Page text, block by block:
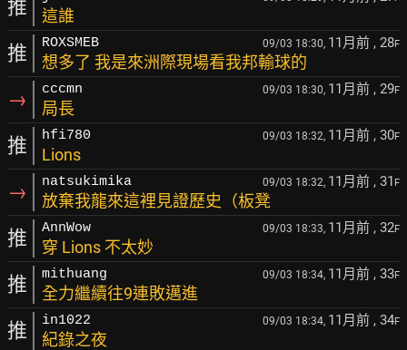
推 這誰
推 ROXSMEB 09/03 18:30, 11月前 , 28F
想多了 我是來洲際現場看我邦輸球的
→ cccmn 09/03 18:30, 11月前 , 29F
局長
推 hfi780 09/03 18:32, 11月前 , 30F
Lions
→ natsukimika 09/03 18:32, 11月前 , 31 F
放棄我龍來這裡見證歷史（板凳
推 AnnWow 09/03 18:33, 11月前 , 32F
穿 Lions 不太妙
推 mithuang 09/03 18:34, 11月前 , 33F
全力繼續往9連敗邁進
推 in1022 09/03 18:34, 11月前 , 34F
紀錄之夜